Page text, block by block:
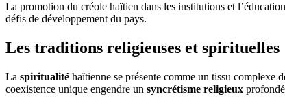
La promotion du créole haïtien dans les institutions et
défis de développement du pays.
Les traditions religieuses et spirituelles
La spiritualité haïtienne se présente comme un tissu complexe
coexistence unique engendre un syncrétisme religieux